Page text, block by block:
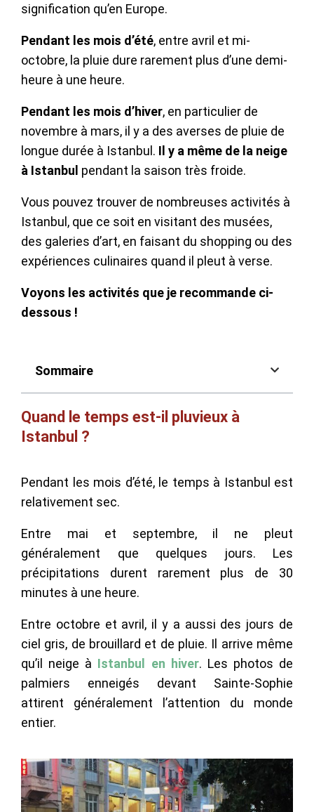
signification qu’en Europe.
Pendant les mois d’été, entre avril et mi-
octobre, la pluie dure rarement plus d’une demi-
heure à une heure.
Pendant les mois d’hiver, en particulier de
novembre à mars, il y a des averses de pluie de
longue durée à Istanbul. Il y a même de la neige
à Istanbul pendant la saison très froide.
Vous pouvez trouver de nombreuses activités à
Istanbul, que ce soit en visitant des musées,
des galeries d’art, en faisant du shopping ou des
expériences culinaires quand il pleut à verse.
Voyons les activités que je recommande ci-
dessous !
Sommaire
Quand le temps est-il pluvieux à
Istanbul ?
Pendant les mois d’été, le temps à Istanbul est
relativement sec.
Entre mai et septembre, il ne pleut
généralement que quelques jours. Les
précipitations durent rarement plus de 30
minutes à une heure.
Entre octobre et avril, il y a aussi des jours de
ciel gris, de brouillard et de pluie. Il arrive même
qu’il neige à Istanbul en hiver. Les photos de
palmiers enneigés devant Sainte-Sophie
attirent généralement l’attention du monde
entier.